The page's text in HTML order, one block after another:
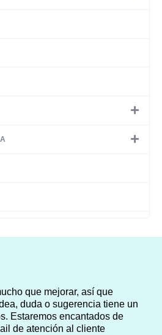
que mejorar, así que
duda o sugerencia tiene un
Estaremos encantados de
de atención al cliente